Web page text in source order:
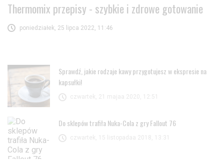
Thermomix przepisy - szybkie i zdrowe gotowanie
poniedziałek, 25 lipca 2022, 11:46
Sprawdź, jakie rodzaje kawy przygotujesz w ekspresie na
kapsułki!
czwartek, 21 majaa 2020, 12:51
Do sklepów trafiła Nuka-Cola z gry Fallout 76
czwartek, 15 listopadaa 2018, 13:31